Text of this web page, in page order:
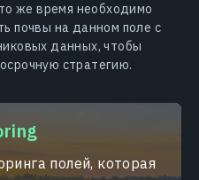
же время необходимо
почвы на данном поле с
данных, чтобы
стратегию.
полей, которая